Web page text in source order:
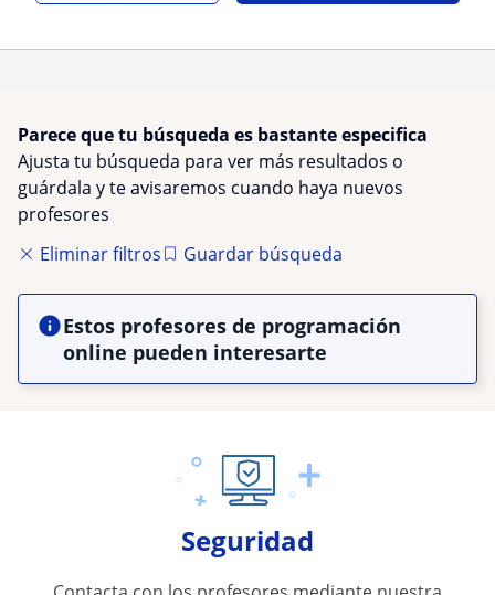
Parece que tu búsqueda es bastante especifica
Ajusta tu búsqueda para ver más resultados o
guárdala y te avisaremos cuando haya nuevos
profesores
Eliminar filtros
Guardar búsqueda
Estos profesores de programación
online pueden interesarte
Seguridad